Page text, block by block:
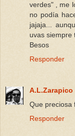
verdes" , me
no podía
jajaja...
uvas siempre
Besos
Responder
A.L.Zarapico
Que preciosa
Responder